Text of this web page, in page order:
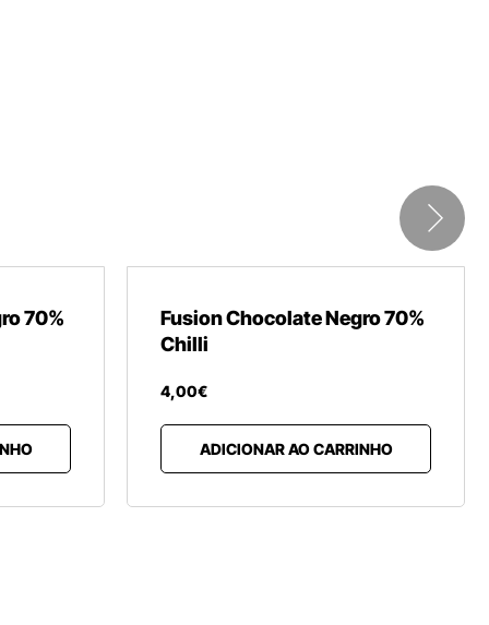
70%
Fusion Chocolate Negro 70%
Chilli
4,00€
ADICIONAR AO CARRINHO